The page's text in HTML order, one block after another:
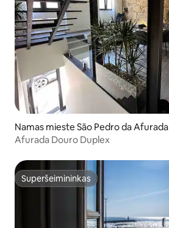
Namas mieste São Pedro da Afurada
Afurada Douro Duplex
Superšeimininkas
Superšeimininkas